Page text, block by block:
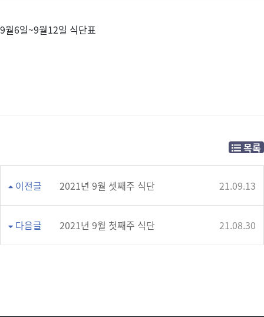
9월6일~9월12일 식단표
목록
이전글 2021년 9월 셋째주 식단 21.09.13
다음글 2021년 9월 첫째주 식단 21.08.30